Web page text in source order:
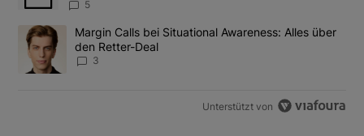
5
Ein Trendartikel mit dem Titel "Margin Calls bei Situational
Margin Calls bei Situational Awareness: Alles über
den Retter-Deal
3
Unterstützt von